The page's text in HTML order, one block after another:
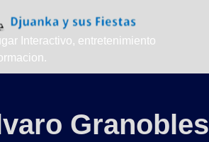
Interactivo, entretenimiento
Granobles